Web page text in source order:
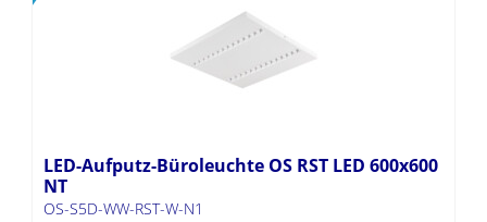
LED-Aufputz-Büroleuchte OS RST LED 600x600
NT
OS-S5D-WW-RST-W-N1